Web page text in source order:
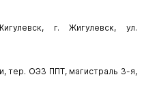
г. Жигулевск, ул.
тер. ОЭЗ ППТ, магистраль 3-я,